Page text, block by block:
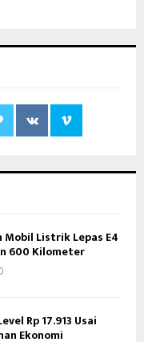
Listrik Lepas E4
600 Kilometer
0
Rp 17.913 Usai
Ekonomi